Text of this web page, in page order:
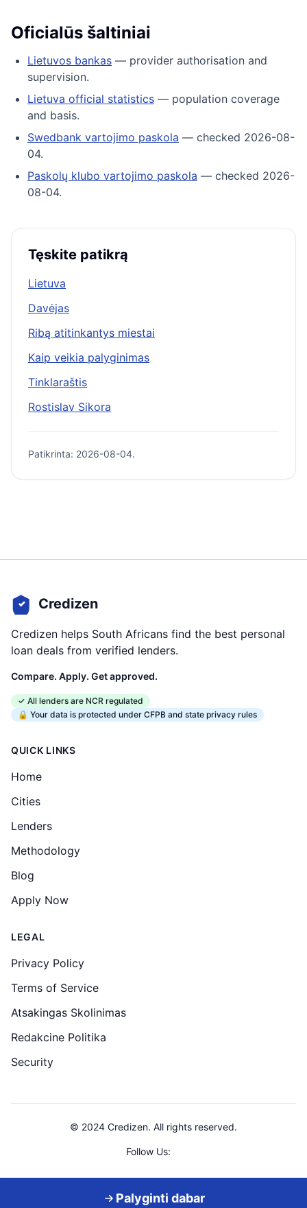
Palyginti dabar
Oficialūs šaltiniai
Lietuvos bankas — provider authorisation and
supervision.
Lietuva official statistics — population coverage
and basis.
Swedbank vartojimo paskola — checked 2026-08-
04.
Paskolų klubo vartojimo paskola — checked 2026-
08-04.
Tęskite patikrą
Lietuva
Davėjas
Ribą atitinkantys miestai
Kaip veikia palyginimas
Tinklaraštis
Rostislav Sikora
Patikrinta: 2026-08-04.
Credizen
Credizen helps South Africans find the best personal
loan deals from verified lenders.
Compare. Apply. Get approved.
✓ All lenders are NCR regulated
🔒 Your data is protected under CFPB and state privacy rules
QUICK LINKS
Home
Cities
Lenders
Methodology
Blog
Apply Now
LEGAL
Privacy Policy
Terms of Service
Atsakingas Skolinimas
Redakcine Politika
Security
© 2024 Credizen. All rights reserved.
Follow Us:
Credizen is a loan comparison service. We do not provide loans directly.
⚠️ You must be 18+ to apply for a loan • Borrow responsibly